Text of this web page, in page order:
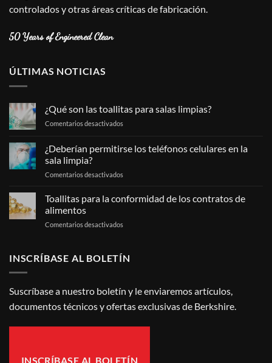
controlados y otras áreas críticas de fabricación.
50 Years of Engineered Clean
ÚLTIMAS NOTICIAS
¿Qué son las toallitas para salas limpias?
Comentarios desactivados
las
para
limpias?
¿Deberían permitirse los teléfonos celulares en la
sala limpia?
Comentarios desactivados
permitirse
los
celulares
sala
Toallitas para la conformidad de los contratos de
alimentos
Comentarios desactivados
la
contratos
de
INSCRÍBASE AL BOLETÍN
Suscríbase a nuestro boletín y le enviaremos artículos,
documentos técnicos y ofertas exclusivas de Berkshire.
INSCRÍBASE AL BOLETÍN